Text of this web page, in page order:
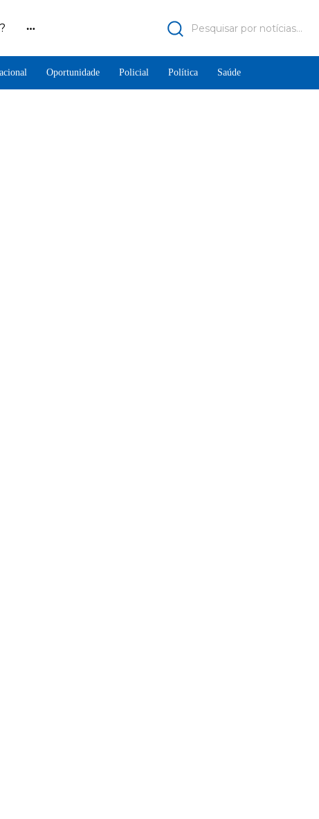
Pesquisar por notícias...
Oportunidade Policial Política Saúde